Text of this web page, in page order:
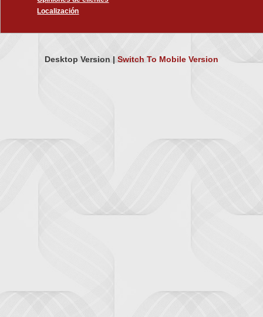
Localización
Desktop Version | Switch To Mobile Version